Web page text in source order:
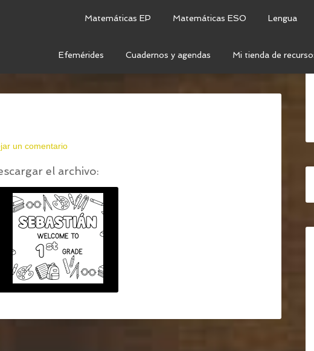
Matemáticas EP Matemáticas ESO Lengua
Efemérides Cuadernos y agendas Mi tienda de
EN CANVA HOJAS CON EL NOMBRE DE TUS ALUMNOS/AS
un comentario
el archivo: